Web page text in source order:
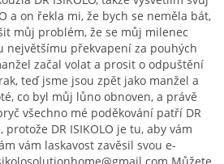
a on řekla mi, že bych se neměla bát,
můj problém, že se můj milenec
největšímu překvapení za pouhých
začal volat a prosit o odpuštění
teď jsme jsou zpět jako manžel a
co byl můj lůno obnoven, a právě
všechno mé poděkování patří DR
protože DR ISIKOLO je tu, aby vám
vám laskavost zavěsil svou e-